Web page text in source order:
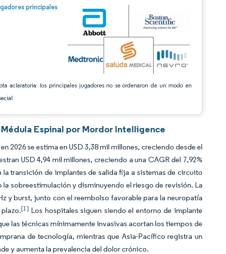
principales
aclaratoria: los principales jugadores no se ordenaron de un modo en
© Mordor Intelligence. El uso requiere atribución según CC BY 4.0.
Espinal por Mordor Intelligence
2026 se estima en USD 3,38 mil millones, creciendo desde el
USD 4,94 mil millones, creciendo a una CAGR del 7,92%
transición de implantes de salida fija a sistemas de circuito
sobreestimulación y disminuyendo el riesgo de revisión. La
y burst, junto con el reembolso favorable para la neuropatía
[1] Los hospitales siguen siendo el entorno de implante
las técnicas mínimamente invasivas acortan los tiempos de
de tecnología, mientras que Asia-Pacífico registra un
y aumenta la prevalencia del dolor crónico.